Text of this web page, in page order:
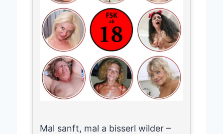
Mal sanft, mal a bisserl wilder –